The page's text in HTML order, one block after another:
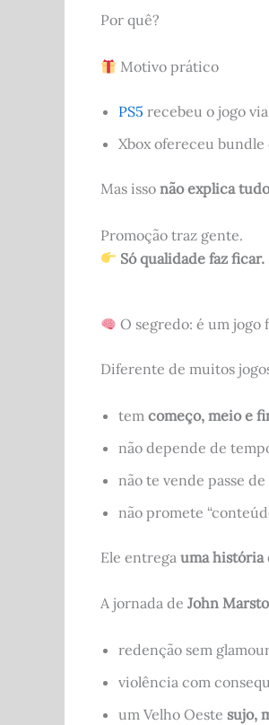
Por quê?
Motivo prático
PS5 recebeu o jogo via
Xbox ofereceu bundle
Mas isso não explica tudo
Promoção traz gente.
Só qualidade faz ficar.
O segredo: é um jogo
Diferente de muitos
tem começo, meio e
não depende de
não te vende passe de
não promete
Ele entrega uma história
A jornada de John
redenção sem
violência com
um Velho Oeste sujo,